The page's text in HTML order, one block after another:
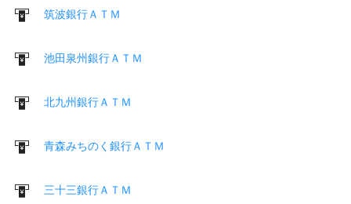
筑波銀行ＡＴＭ
池田泉州銀行ＡＴＭ
北九州銀行ＡＴＭ
青森みちのく銀行ＡＴＭ
三十三銀行ＡＴＭ